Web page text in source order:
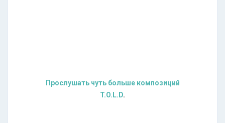
Прослушать чуть больше композиций
T.O.L.D.